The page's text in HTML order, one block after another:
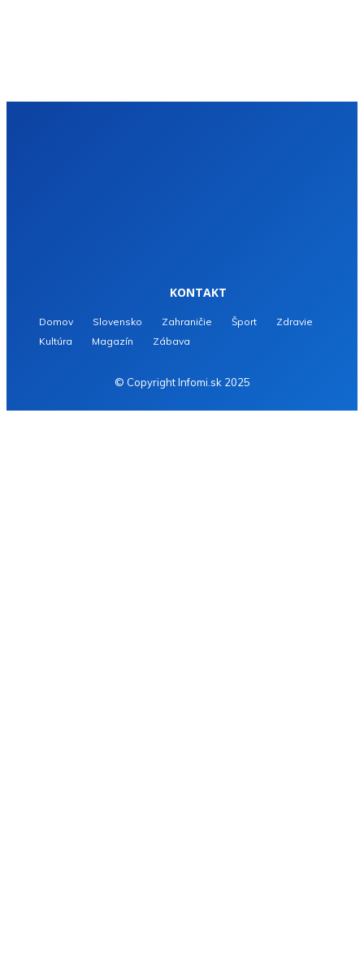
KONTAKT
Domov Slovensko Zahraničie Šport
Zdravie
Kultúra
Magazín Zábava
© Copyright Infomi.sk 2025